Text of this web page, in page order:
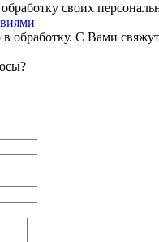
своих
обработку. С Вами